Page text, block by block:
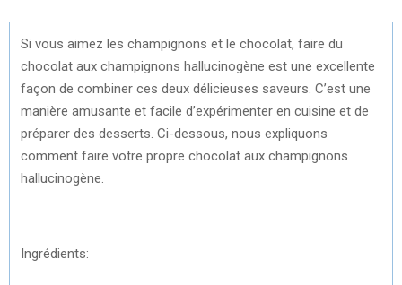
Si vous aimez les champignons et le chocolat, faire du
chocolat aux champignons hallucinogène est une excellente
façon de combiner ces deux délicieuses saveurs. C’est une
manière amusante et facile d’expérimenter en cuisine et de
préparer des desserts. Ci-dessous, nous expliquons
comment faire votre propre chocolat aux champignons
hallucinogène.
Ingrédients: